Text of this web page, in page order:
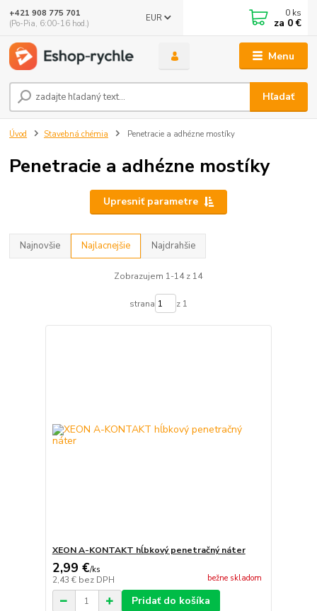
Menu
EUR
Hľadať
+421 908 775 701
(Po-Pia, 6:00-16 hod.)
0 ks
za 0 €
Úvod Stavebná chémia Penetracie a adhézne mostíky
Penetracie a adhézne mostíky
Upresniť parametre
Najnovšie Najlacnejšie Najdrahšie
Zobrazujem 1-14 z 14
strana z 1
XEON A-KONTAKT hĺbkový penetračný náter
2,99 €/ks
2,43 € bez DPH bežne skladom
Pridať do košíka